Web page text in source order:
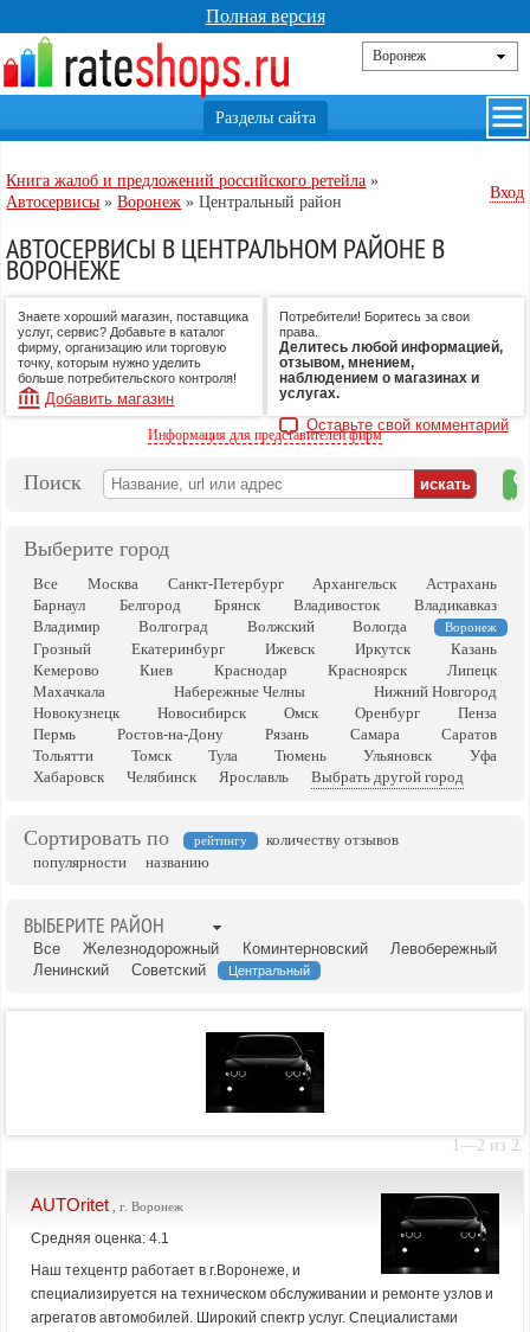
Полная версия
Книга жалоб и предложений российского ретейла »
Автосервисы »Воронеж »Центральный район
Вход
АВТОСЕРВИСЫ В ЦЕНТРАЛЬНОМ РАЙОНЕ В
ВОРОНЕЖЕ
Знаете хороший магазин, поставщика
услуг, сервис? Добавьте в каталог
фирму, организацию или торговую
точку, которым нужно уделить
больше потребительского контроля!
Добавить магазин
Потребители! Боритесь за свои
права.
Делитесь любой информацией,
отзывом, мнением,
наблюдением о магазинах и
услугах.
Оставьте свой комментарий
Информация для представителей фирм
Поиск
на
Выберите город
Все Москва Санкт-Петербург Архангельск
Астрахань
Барнаул
Белгород Брянск Владивосток
Владикавказ
Владимир
Волгоград Волжский Вологда Воронеж
Грозный Екатеринбург Ижевск Иркутск
Казань
Кемерово
Киев Краснодар Красноярск
Липецк
Махачкала
Набережные Челны
Нижний Новгород
Новокузнецк
Новосибирск Омск Оренбург
Пенза
Пермь
Ростов-на-Дону Рязань Самара
Саратов
Тольятти
Томск Тула Тюмень Ульяновск
Уфа
Хабаровск
Челябинск Ярославль Выбрать другой город
Сортировать по рейтингу
количеству отзывов
популярности
названию
ВЫБЕРИТЕ РАЙОН
Все Железнодорожный Коминтерновский
Левобережный
Ленинский
Советский Центральный
1—2 из 2.
AUTOritet , г. Воронеж
Средняя оценка: 4.1
Наш техцентр работает в г.Воронеже, и
специализируется на техническом обслуживании и ремонте узлов и
агрегатов автомобилей. Широкий спектр услуг. Специалистами